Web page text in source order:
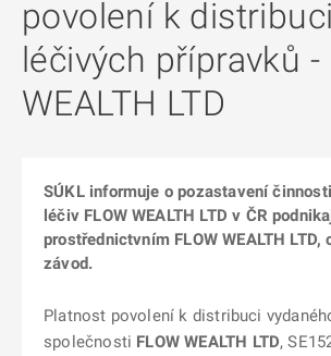
povolení k distribuci
léčivých přípravků -
WEALTH LTD
SÚKL informuje o pozastavení
léčiv FLOW WEALTH LTD v ČR
prostřednictvním FLOW WEALTH LTD,
závod.
Platnost povolení k distribuci
společnosti FLOW WEALTH LTD,